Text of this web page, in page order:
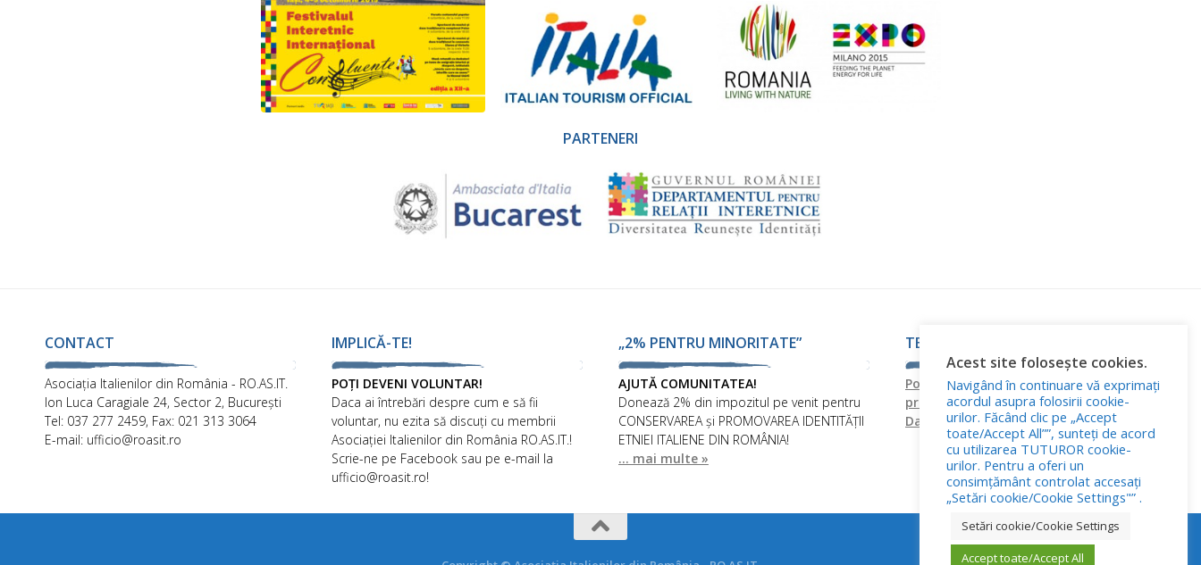
PARTENERI
CONTACT
Asociaţia Italienilor din România - RO.AS.IT.
Ion Luca Caragiale 24, Sector 2, București
Tel: 037 277 2459, Fax: 021 313 3064
E-mail: ufficio@roasit.ro
IMPLICĂ-TE!
POȚI DEVENI VOLUNTAR!
Daca ai întrebări despre cum e să fii
voluntar, nu ezita să discuți cu membrii
Asociației Italienilor din România RO.AS.IT.!
Scrie-ne pe Facebook sau pe e-mail la
ufficio@roasit.ro!
„2% PENTRU MINORITATE”
AJUTĂ COMUNITATEA!
Donează 2% din impozitul pe venit pentru
CONSERVAREA și PROMOVAREA IDENTITĂȚII
ETNIEI ITALIENE DIN ROMÂNIA!
... mai multe »
TERMENI ȘI CONDIȚII
Politica de confidențialitate Politica
privind fișierele cookiesPrelucrarea
Datelor cu Caracter Personal
Acest site folosește cookies.
Navigând în continuare vă exprimați
acordul asupra folosirii cookie-
urilor. Făcând clic pe „Accept
toate/Accept All””, sunteți de acord
cu utilizarea TUTUROR cookie-
urilor. Pentru a oferi un
consimțământ controlat accesați
„Setări cookie/Cookie Settings"” .
Setări cookie/Cookie Settings
Accept toate/Accept All